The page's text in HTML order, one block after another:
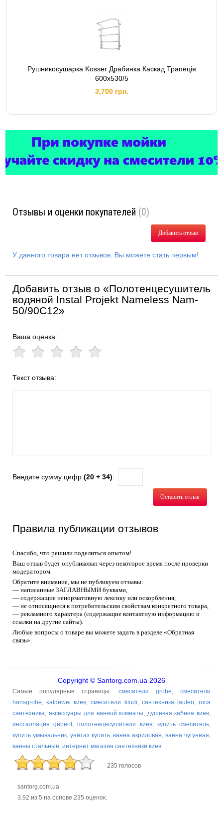
Рушникосушарка Kosser Драбинка Каскад Трапецiя
600х530/5
3,700 грн.
Отзывы и оценки покупателей (0)
Добавить отзыв
У данного товара нет отзывов. Вы можете стать первым!
Добавить отзыв о «Полотенцесушитель
водяной Instal Projekt Nameless Nam-
50/90C12»
Ваша оценка:
Текст отзыва:
Введите сумму цифр (20 + 34):
Оставить отзыв
Правила публикации отзывов
Спасибо, что решили поделиться опытом!
Ваш отзыв будет опубликован через некоторое время после проверки
модератором.
Обратите внимание, мы не публикуем отзывы:
— написанные ЗАГЛАВНЫМИ буквами,
— содержащие ненормативную лексику или оскорбления,
— не относящиеся к потребительским свойствам конкретного товара,
— рекламного характера (содержащие контактную информацию и
ссылки на другие сайты).
Любые вопросы о товаре вы можете задать в разделе «Обратная
связь».
Copyright © Santorg.com.ua 2026
Самые популярные страницы: смесители grohe,смесители
hansgrohe, kaldewei киев,смесители kludi, сантехника laufen,roca
сантехника, аксессуары для ванной комнаты, душевая кабина киев,
инсталляция geberit,полотенцесушители киев, купить смеситель,
купить умывальник, унитаз купить,ванна акриловая,ванна чугунная,
ванны стальные, интернет магазин сантехники киев
235 голосов
santorg.com.ua
3.92 из 5 на основе 235 оценок.